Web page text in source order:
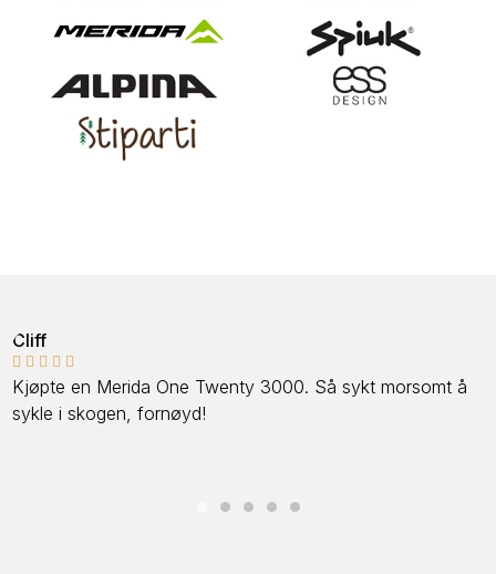
Cliff
    
Kjøpte en Merida One Twenty 3000. Så sykt morsomt å
sykle i skogen, fornøyd!